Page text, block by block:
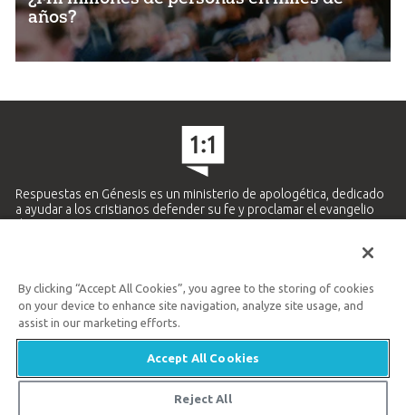
años?
Respuestas en Génesis es un ministerio de apologética, dedicado
a ayudar a los cristianos defender su fe y proclamar el evangelio
Ministerio Hispano y Latinoamericano
Available Monday–Friday | 9 AM–5 PM ET
© 2026 Respuestas en Génesis
By clicking “Accept All Cookies”, you agree to the storing of cookies
on your device to enhance site navigation, analyze site usage, and
assist in our marketing efforts.
Accept All Cookies
Reject All